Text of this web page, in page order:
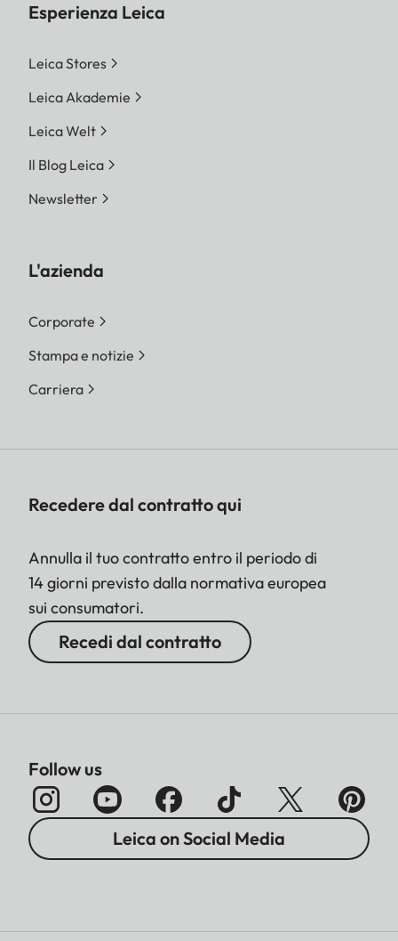
Esperienza Leica
Leica Stores
Leica Akademie
Leica Welt
Il Blog Leica
Newsletter
L'azienda
Corporate
Stampa e notizie
Carriera
Recedere dal contratto qui
Annulla il tuo contratto entro il periodo di
14 giorni previsto dalla normativa europea
sui consumatori.
Recedi dal contratto
Follow us
Leica on Social Media